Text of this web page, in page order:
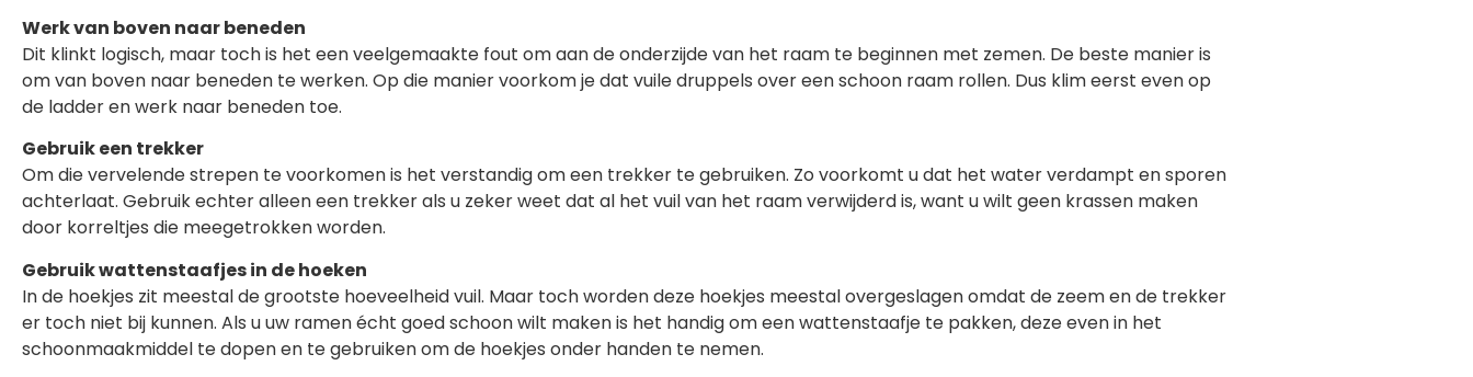
Werk van boven naar beneden
Dit klinkt logisch, maar toch is het een veelgemaakte fout om aan de onderzijde van het raam te beginnen met zemen. De beste manier is
om van boven naar beneden te werken. Op die manier voorkom je dat vuile druppels over een schoon raam rollen. Dus klim eerst even op
de ladder en werk naar beneden toe.
Gebruik een trekker
Om die vervelende strepen te voorkomen is het verstandig om een trekker te gebruiken. Zo voorkomt u dat het water verdampt en sporen
achterlaat. Gebruik echter alleen een trekker als u zeker weet dat al het vuil van het raam verwijderd is, want u wilt geen krassen maken
door korreltjes die meegetrokken worden.
Gebruik wattenstaafjes in de hoeken
In de hoekjes zit meestal de grootste hoeveelheid vuil. Maar toch worden deze hoekjes meestal overgeslagen omdat de zeem en de trekker
er toch niet bij kunnen. Als u uw ramen écht goed schoon wilt maken is het handig om een wattenstaafje te pakken, deze even in het
schoonmaakmiddel te dopen en te gebruiken om de hoekjes onder handen te nemen.